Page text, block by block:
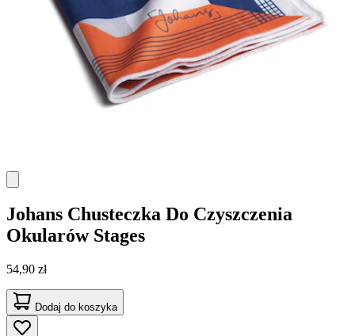
Johans Chusteczka Do Czyszczenia
Okularów Stages
54,90 zł
Dodaj do koszyka